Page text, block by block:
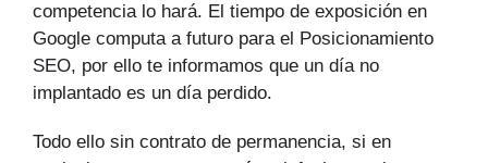
competencia lo hará. El tiempo de exposición en
Google computa a futuro para el Posicionamiento
SEO, por ello te informamos que un día no
implantado es un día perdido.
Todo ello sin contrato de permanencia, si en